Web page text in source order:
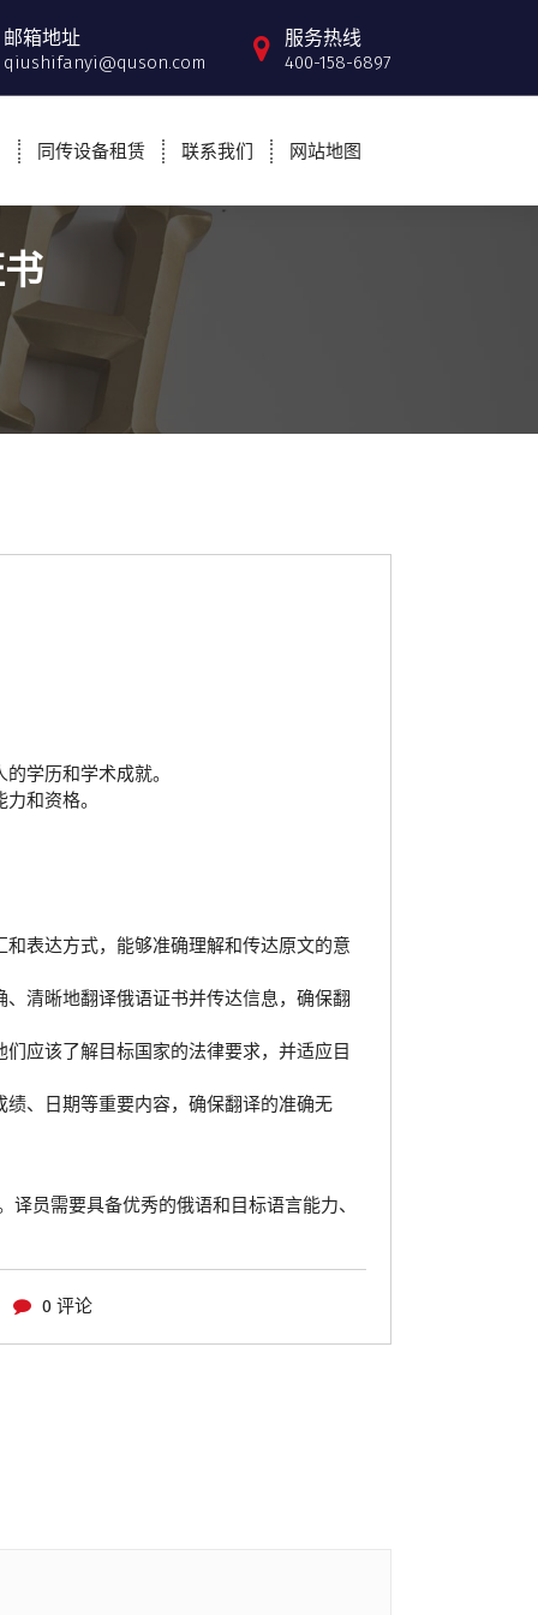
邮箱地址
qiushifanyi@quson.com
服务热线
400-158-6897
同传设备租赁 联系我们 网站地图
学历和学术成就。
和资格。
表达方式，能够准确理解和传达原文的意
清晰地翻译俄语证书并传达信息，确保翻
应该了解目标国家的法律要求，并适应目
、日期等重要内容，确保翻译的准确无
员需要具备优秀的俄语和目标语言能力、
0 评论